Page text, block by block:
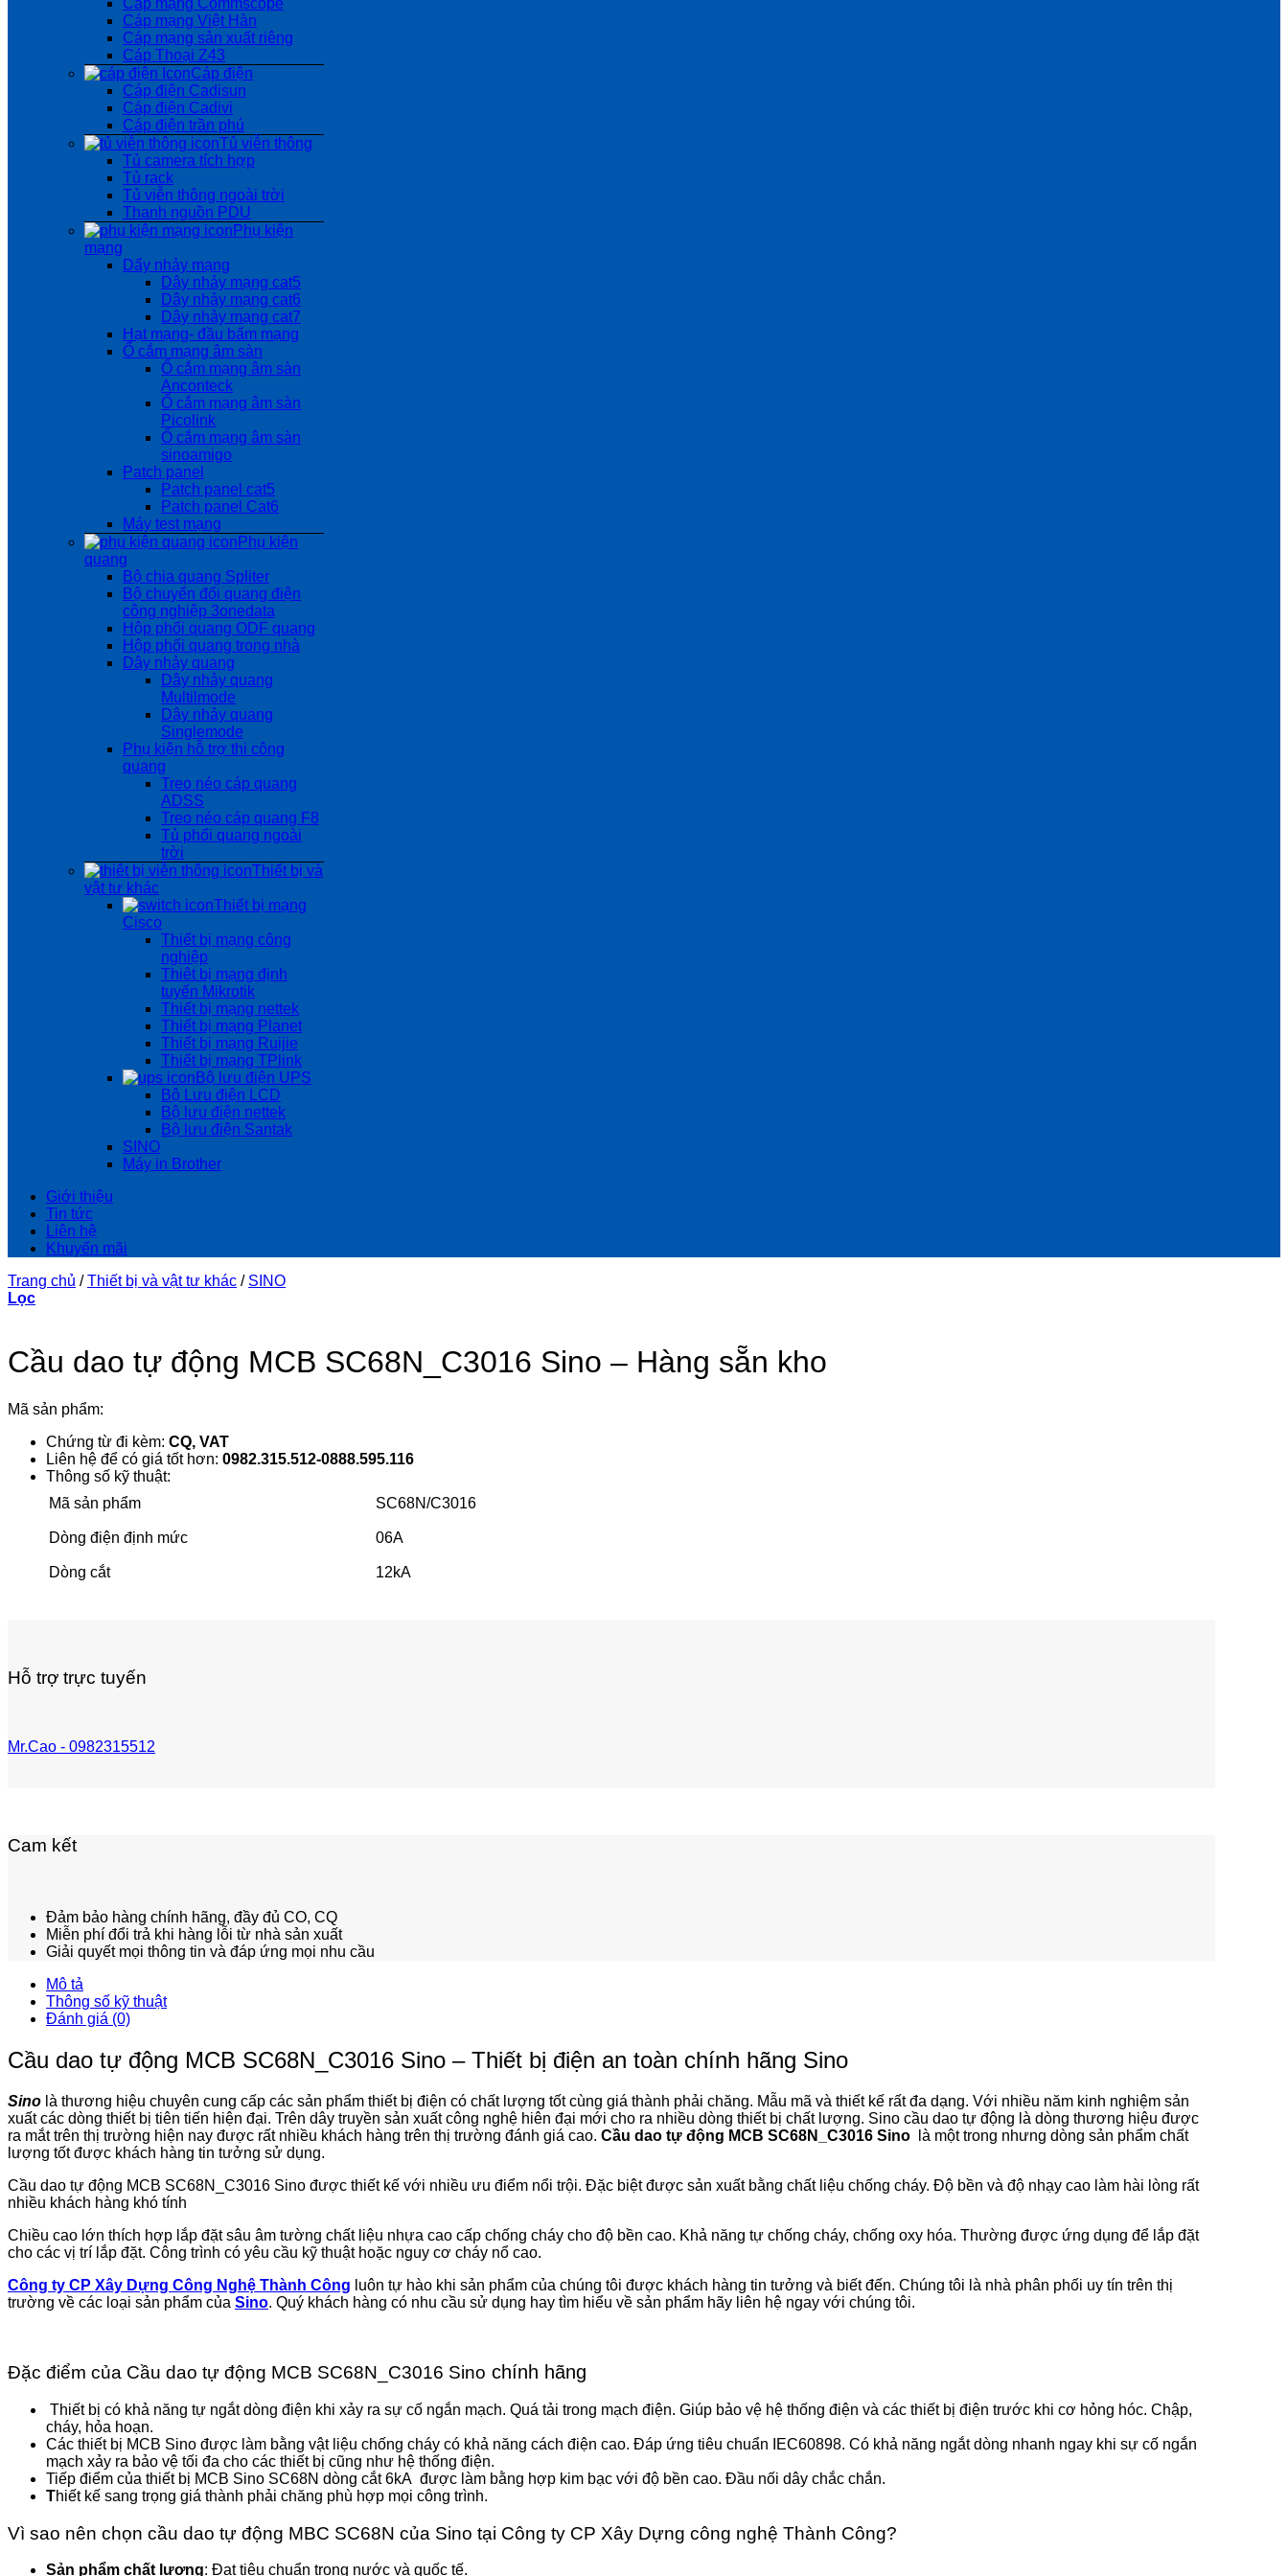
Cáp mạng Commscope
Cáp mạng Việt Hàn
Cáp mạng sản xuất riêng
Cáp Thoại Z43
Cáp điện
Cáp điện Cadisun
Cáp điện Cadivi
Cáp điện trần phú
Tủ viễn thông
Tủ camera tích hợp
Tủ rack
Tủ viễn thông ngoài trời
Thanh nguồn PDU
Phụ kiện
mạng
Dẩy nhảy mạng
Dây nhảy mạng cat5
Dây nhảy mạng cat6
Dây nhảy mạng cat7
Hạt mạng- đầu bấm mạng
Ổ cắm mạng âm sàn
Ổ cắm mạng âm sàn
Anconteck
Ổ cắm mạng âm sàn
Picolink
Ổ cắm mạng âm sàn
sinoamigo
Patch panel
Patch panel cat5
Patch panel Cat6
Máy test mạng
Phụ kiện
quang
Bộ chia quang Spliter
Bộ chuyển đổi quang điện
công nghiệp 3onedata
Hộp phối quang ODF quang
Hộp phối quang trong nhà
Dây nhảy quang
Dây nhảy quang
Multilmode
Dây nhảy quang
Singlemode
Phụ kiện hỗ trợ thi công
quang
Treo néo cáp quang
ADSS
Treo néo cáp quang F8
Tủ phối quang ngoài
trời
Thiết bị và
vật tư khác
Thiết bị mạng
Cisco
Thiết bị mạng công
nghiệp
Thiêt bị mạng định
tuyến Mikrotik
Thiết bị mạng nettek
Thiết bị mạng Planet
Thiết bị mạng Ruijie
Thiết bị mạng TPlink
Bộ lưu điện UPS
Bộ Lưu điện LCD
Bộ lưu điện nettek
Bộ lưu điện Santak
SINO
Máy in Brother
Giới thiệu
Tin tức
Liên hệ
Khuyến mãi
Trang chủ / Thiết bị và vật tư khác / SINO
Lọc
Cầu dao tự động MCB SC68N_C3016 Sino – Hàng sẵn kho
Mã sản phẩm:
Chứng từ đi kèm: CQ, VAT
Liên hệ để có giá tốt hơn: 0982.315.512-0888.595.116
Thông số kỹ thuật:
Mã sản phẩm
SC68N/C3016
Dòng điện định mức 06A
Dòng cắt 12kA
Hỗ trợ trực tuyến
Mr.Cao - 0982315512
Cam kết
Đảm bảo hàng chính hãng, đầy đủ CO, CQ
Miễn phí đổi trả khi hàng lỗi từ nhà sản xuất
Giải quyết mọi thông tin và đáp ứng mọi nhu cầu
Mô tả
Thông số kỹ thuật
Đánh giá (0)
Cầu dao tự động MCB SC68N_C3016 Sino – Thiết bị điện an toàn chính hãng Sino
Sino là thương hiệu chuyên cung cấp các sản phẩm thiết bị điện có chất lượng tốt cùng giá thành phải chăng. Mẫu mã và thiết kế rất đa dạng. Với nhiều năm kinh nghiệm sản
xuất các dòng thiết bị tiên tiến hiện đại. Trên dây truyền sản xuất công nghệ hiên đại mới cho ra nhiều dòng thiết bị chất lượng. Sino cầu dao tự động là dòng thương hiệu được
ra mắt trên thị trường hiện nay được rất nhiều khách hàng trên thị trường đánh giá cao. Cầu dao tự động MCB SC68N_C3016 Sino
là một trong nhưng dòng sản phẩm chất
lượng tốt được khách hàng tin tưởng sử dụng.
Cầu dao tự động MCB SC68N_C3016 Sino được thiết kế với nhiều ưu điểm nổi trội. Đặc biệt được sản xuất bằng chất liệu chống cháy. Độ bền và độ nhạy cao làm hài lòng rất
nhiều khách hàng khó tính
Chiều cao lớn thích hợp lắp đặt sâu âm tường chất liệu nhựa cao cấp chống cháy cho độ bền cao. Khả năng tự chống cháy, chống oxy hóa. Thường được ứng dụng để lắp đặt
cho các vị trí lắp đặt. Công trình có yêu cầu kỹ thuật hoặc nguy cơ cháy nổ cao.
Công ty CP Xây Dựng Công Nghệ Thành Công luôn tự hào khi sản phẩm của chúng tôi được khách hàng tin tưởng và biết đến. Chúng tôi là nhà phân phối uy tín trên thị
trường về các loại sản phẩm của Sino. Quý khách hàng có nhu cầu sử dụng hay tìm hiểu về sản phẩm hãy liên hệ ngay với chúng tôi.
Đặc điểm của Cầu dao tự động MCB SC68N_C3016 Sino chính hãng
Thiết bị có khả năng tự ngắt dòng điện khi xảy ra sự cố ngắn mạch. Quá tải trong mạch điện. Giúp bảo vệ hệ thống điện và các thiết bị điện trước khi cơ hỏng hóc. Chập,
cháy, hỏa hoạn.
Các thiết bị MCB Sino được làm bằng vật liệu chống cháy có khả năng cách điện cao. Đáp ứng tiêu chuẩn IEC60898. Có khả năng ngắt dòng nhanh ngay khi sự cố ngắn
mạch xảy ra bảo vệ tối đa cho các thiết bị cũng như hệ thống điện.
Tiếp điểm của thiết bị MCB Sino SC68N dòng cắt 6kA được làm bằng hợp kim bạc với độ bền cao. Đầu nối dây chắc chắn.
Thiết kế sang trọng giá thành phải chăng phù hợp mọi công trình.
Vì sao nên chọn cầu dao tự động MBC SC68N của Sino tại Công ty CP Xây Dựng công nghệ Thành Công?
Sản phẩm chất lượng: Đạt tiêu chuẩn trong nước và quốc tế.